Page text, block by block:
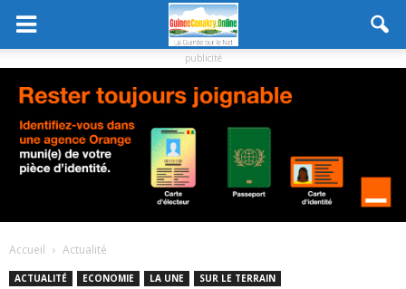
publicité
Accueil Actualité
ACTUALITÉ ECONOMIE LA UNE SUR LE TERRAIN